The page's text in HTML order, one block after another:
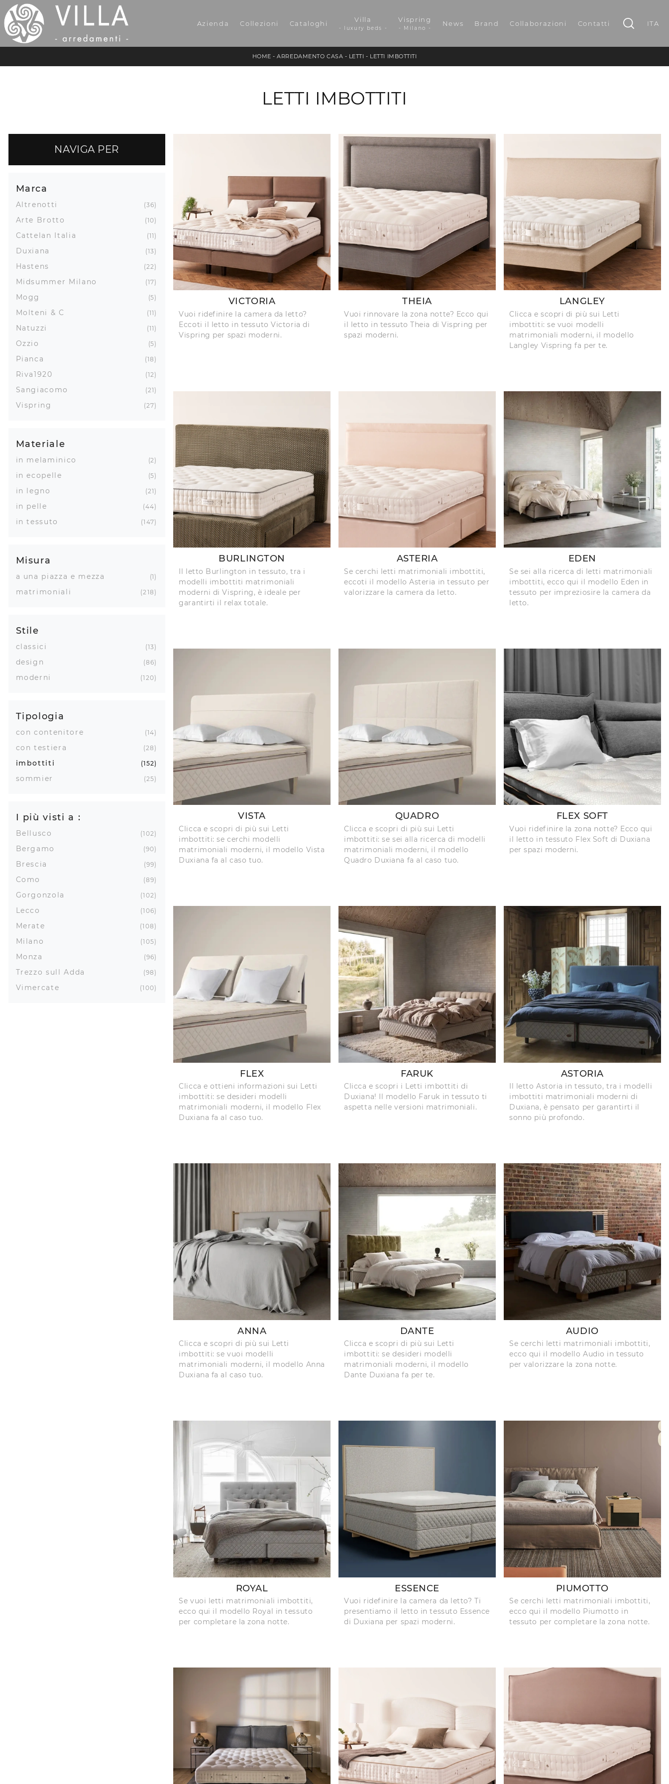
Azienda Collezioni Cataloghi Villa
- luxury beds -
Vispring
- Milano -
News Brand Collaborazioni Contatti ITA
HOME -ARREDAMENTO CASA - LETTI - LETTI IMBOTTITI
LETTI IMBOTTITI
NAVIGA PER
Marca
Altrenotti 36
Arte Brotto 10
Cattelan Italia 11
Duxiana 13
Hastens 22
Midsummer Milano 17
Mogg 5
Molteni & C 11
Natuzzi 11
Ozzio 5
Pianca 18
Riva1920 12
Sangiacomo 21
Vispring 27
Materiale
in melaminico 2
in ecopelle 5
in legno 21
in pelle 44
in tessuto 147
Misura
a una piazza e mezza 1
matrimoniali 218
Stile
classici 13
design 86
moderni 120
Tipologia
con contenitore 14
con testiera 28
imbottiti 152
sommier 25
I più visti a :
Bellusco 102
Bergamo 90
Brescia 99
Como 89
Gorgonzola 102
Lecco 106
Merate 108
Milano 105
Monza 96
Trezzo sull Adda 98
Vimercate 100
VICTORIA
Vuoi ridefinire la camera da letto?
Eccoti il letto in tessuto Victoria di
Vispring per spazi moderni.
THEIA
Vuoi rinnovare la zona notte? Ecco qui
il letto in tessuto Theia di Vispring per
spazi moderni.
LANGLEY
Clicca e scopri di più sui Letti
imbottiti: se vuoi modelli
matrimoniali moderni, il modello
Langley Vispring fa per te.
BURLINGTON
Il letto Burlington in tessuto, tra i
modelli imbottiti matrimoniali
moderni di Vispring, è ideale per
garantirti il relax totale.
ASTERIA
Se cerchi letti matrimoniali imbottiti,
eccoti il modello Asteria in tessuto per
valorizzare la camera da letto.
EDEN
Se sei alla ricerca di letti matrimoniali
imbottiti, ecco qui il modello Eden in
tessuto per impreziosire la camera da
letto.
VISTA
Clicca e scopri di più sui Letti
imbottiti: se cerchi modelli
matrimoniali moderni, il modello Vista
Duxiana fa al caso tuo.
QUADRO
Clicca e scopri di più sui Letti
imbottiti: se sei alla ricerca di modelli
matrimoniali moderni, il modello
Quadro Duxiana fa al caso tuo.
FLEX SOFT
Vuoi ridefinire la zona notte? Ecco qui
il letto in tessuto Flex Soft di Duxiana
per spazi moderni.
FLEX
Clicca e ottieni informazioni sui Letti
imbottiti: se desideri modelli
matrimoniali moderni, il modello Flex
Duxiana fa al caso tuo.
FARUK
Clicca e scopri i Letti imbottiti di
Duxiana! Il modello Faruk in tessuto ti
aspetta nelle versioni matrimoniali.
ASTORIA
Il letto Astoria in tessuto, tra i modelli
imbottiti matrimoniali moderni di
Duxiana, è pensato per garantirti il
sonno più profondo.
ANNA
Clicca e scopri di più sui Letti
imbottiti: se vuoi modelli
matrimoniali moderni, il modello Anna
Duxiana fa al caso tuo.
DANTE
Clicca e scopri di più sui Letti
imbottiti: se desideri modelli
matrimoniali moderni, il modello
Dante Duxiana fa per te.
AUDIO
Se cerchi letti matrimoniali imbottiti,
ecco qui il modello Audio in tessuto
per valorizzare la zona notte.
ROYAL
Se vuoi letti matrimoniali imbottiti,
ecco qui il modello Royal in tessuto
per completare la zona notte.
ESSENCE
Vuoi ridefinire la camera da letto? Ti
presentiamo il letto in tessuto Essence
di Duxiana per spazi moderni.
PIUMOTTO
Se cerchi letti matrimoniali imbottiti,
ecco qui il modello Piumotto in
tessuto per completare la zona notte.